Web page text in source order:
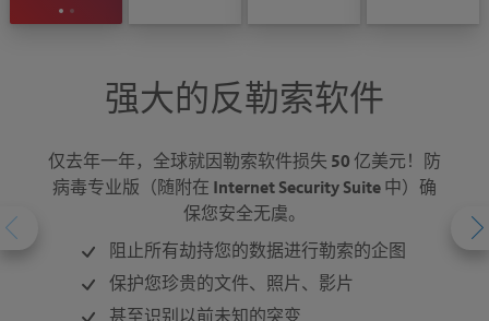
强大的反勒索软件
仅去年一年，全球就因勒索软件损失 50 亿美元！防
病毒专业版（随附在 Internet Security Suite 中）确
保您安全无虞。
阻止所有劫持您的数据进行勒索的企图
保护您珍贵的文件、照片、影片